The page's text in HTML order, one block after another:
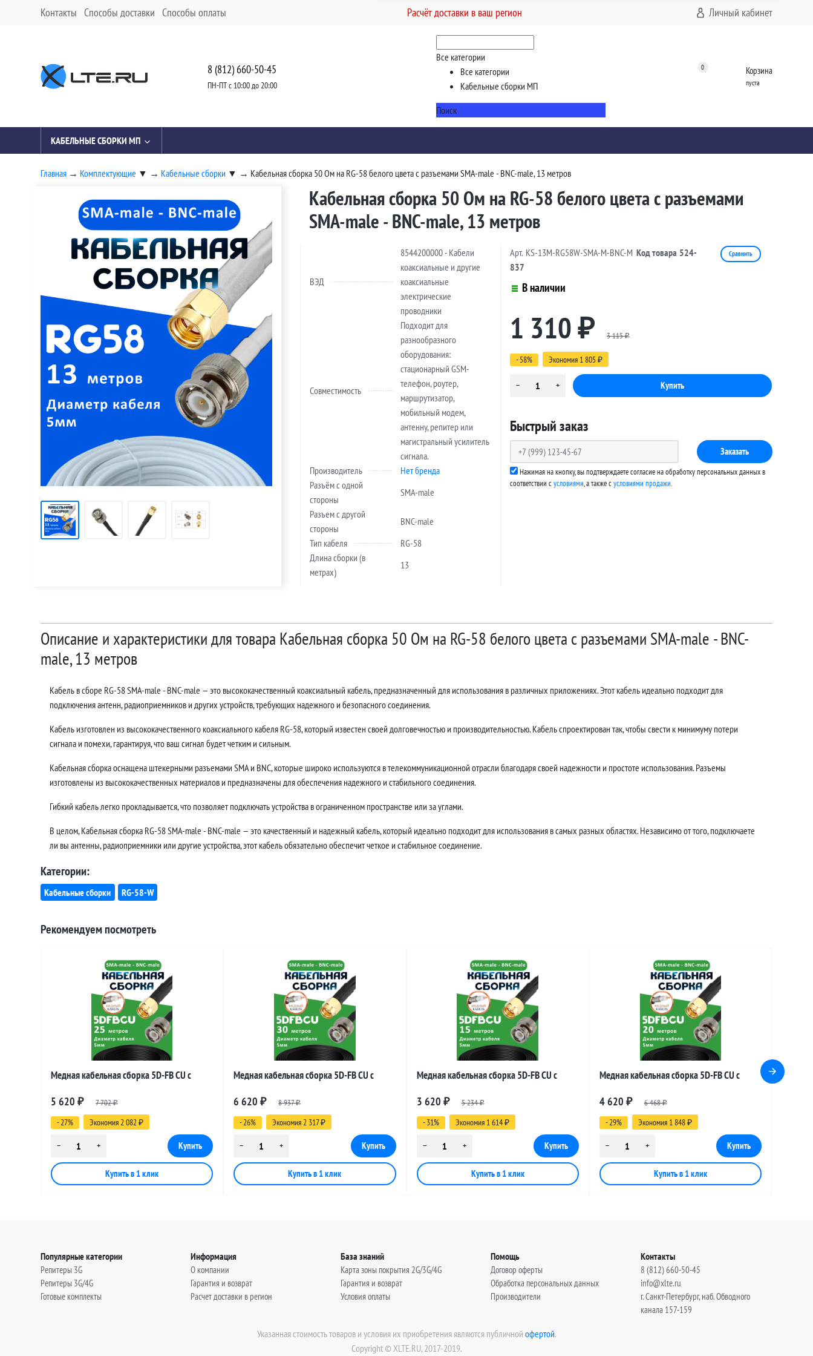
Контакты Способы доставки Способы оплаты Расчёт доставки в ваш регион Личный кабинет
8 (812) 660-50-45
ПН-ПТ с 10:00 до 20:00
Все категории
Все категории
Кабельные сборки МП
Поиск
0 Корзина
пуста
КАБЕЛЬНЫЕ СБОРКИ МП
Главная → Комплектующие ▼ → Кабельные сборки ▼ → Кабельная сборка 50 Ом на RG-58 белого цвета с разъемами SMA-male - BNC-male, 13 метров
Кабельная сборка 50 Ом на RG-58 белого цвета с разъемами
SMA-male - BNC-male, 13 метров
ВЭД
8544200000 - Кабели
коаксиальные и другие
коаксиальные
электрические
проводники
Совместимость
Подходит для
разнообразного
оборудования:
стационарный GSM-
телефон, роутер,
маршрутизатор,
мобильный модем,
антенну, репитер или
магистральный усилитель
сигнала.
Производитель
Нет бренда
Разъём с одной
стороны
SMA-male
Разъем с другой
стороны
BNC-male
Тип кабеля
RG-58
Длина сборки (в
метрах)
13
Арт. KS-13M-RG58W-SMA-M-BNC-M Код товара 524-
837
Сравнить
В наличии
1 310 ₽ 3 115₽
- 58% Экономия 1 805 ₽
Быстрый заказ
Заказать
Нажимая на кнопку, вы подтверждаете согласие на обработку персональных данных в
соответствии сусловиями, а также cусловиями продажи.
Описание и характеристики для товара Кабельная сборка 50 Ом на RG-58 белого цвета с разъемами SMA-male - BNC-
male, 13 метров
Кабель в сборе RG-58 SMA-male - BNC-male — это высококачественный коаксиальный кабель, предназначенный для использования в различных приложениях. Этот кабель идеально подходит для
подключения антенн, радиоприемников и других устройств, требующих надежного и безопасного соединения.
Кабель изготовлен из высококачественного коаксиального кабеля RG-58, который известен своей долговечностью и производительностью. Кабель спроектирован так, чтобы свести к минимуму потери
сигнала и помехи, гарантируя, что ваш сигнал будет четким и сильным.
Кабельная сборка оснащена штекерными разъемами SMA и BNC, которые широко используются в телекоммуникационной отрасли благодаря своей надежности и простоте использования. Разъемы
изготовлены из высококачественных материалов и предназначены для обеспечения надежного и стабильного соединения.
Гибкий кабель легко прокладывается, что позволяет подключать устройства в ограниченном пространстве или за углами.
В целом, Кабельная сборка RG-58 SMA-male - BNC-male — это качественный и надежный кабель, который идеально подходит для использования в самых разных областях. Независимо от того, подключаете
ли вы антенны, радиоприемники или другие устройства, этот кабель обязательно обеспечит четкое и стабильное соединение.
Категории:
Кабельные сборки RG-58-W
Рекомендуем посмотреть
Медная кабельная сборка 5D-FB CU с
метров
5 620 ₽ 7 702₽
- 27% Экономия 2 082 ₽
Медная кабельная сборка 5D-FB CU с
метров
6 620₽ 8 937₽
- 26% Экономия 2 317₽
Медная кабельная сборка 5D-FB CU с
метров
3 620 ₽ 5 234₽
- 31% Экономия 1 614 ₽
Медная кабельная сборка 5D-FB CU с
метров
4 620 ₽ 6 468₽
- 29% Экономия 1 848 ₽
Популярные категории
Репитеры 3G
Репитеры 3G/4G
Готовые комплекты
Информация
О компании
Гарантия и возврат
Расчет доставки в регион
База знаний
Карта зоны покрытия 2G/3G/4G
Гарантия и возврат
Условия оплаты
Помощь
Договор оферты
Обработка персональных данных
Производители
Контакты
8 (812) 660-50-45
info@xlte.ru
г. Санкт-Петербург, наб. Обводного
канала 157-159
Указанная стоимость товаров и условия их приобретения являются публичной офертой.
Copyright © XLTE.RU, 2017-2019.